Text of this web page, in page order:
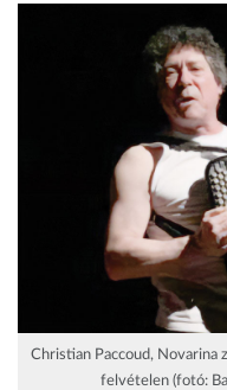
Christian Paccoud,
felvételen (fotó: